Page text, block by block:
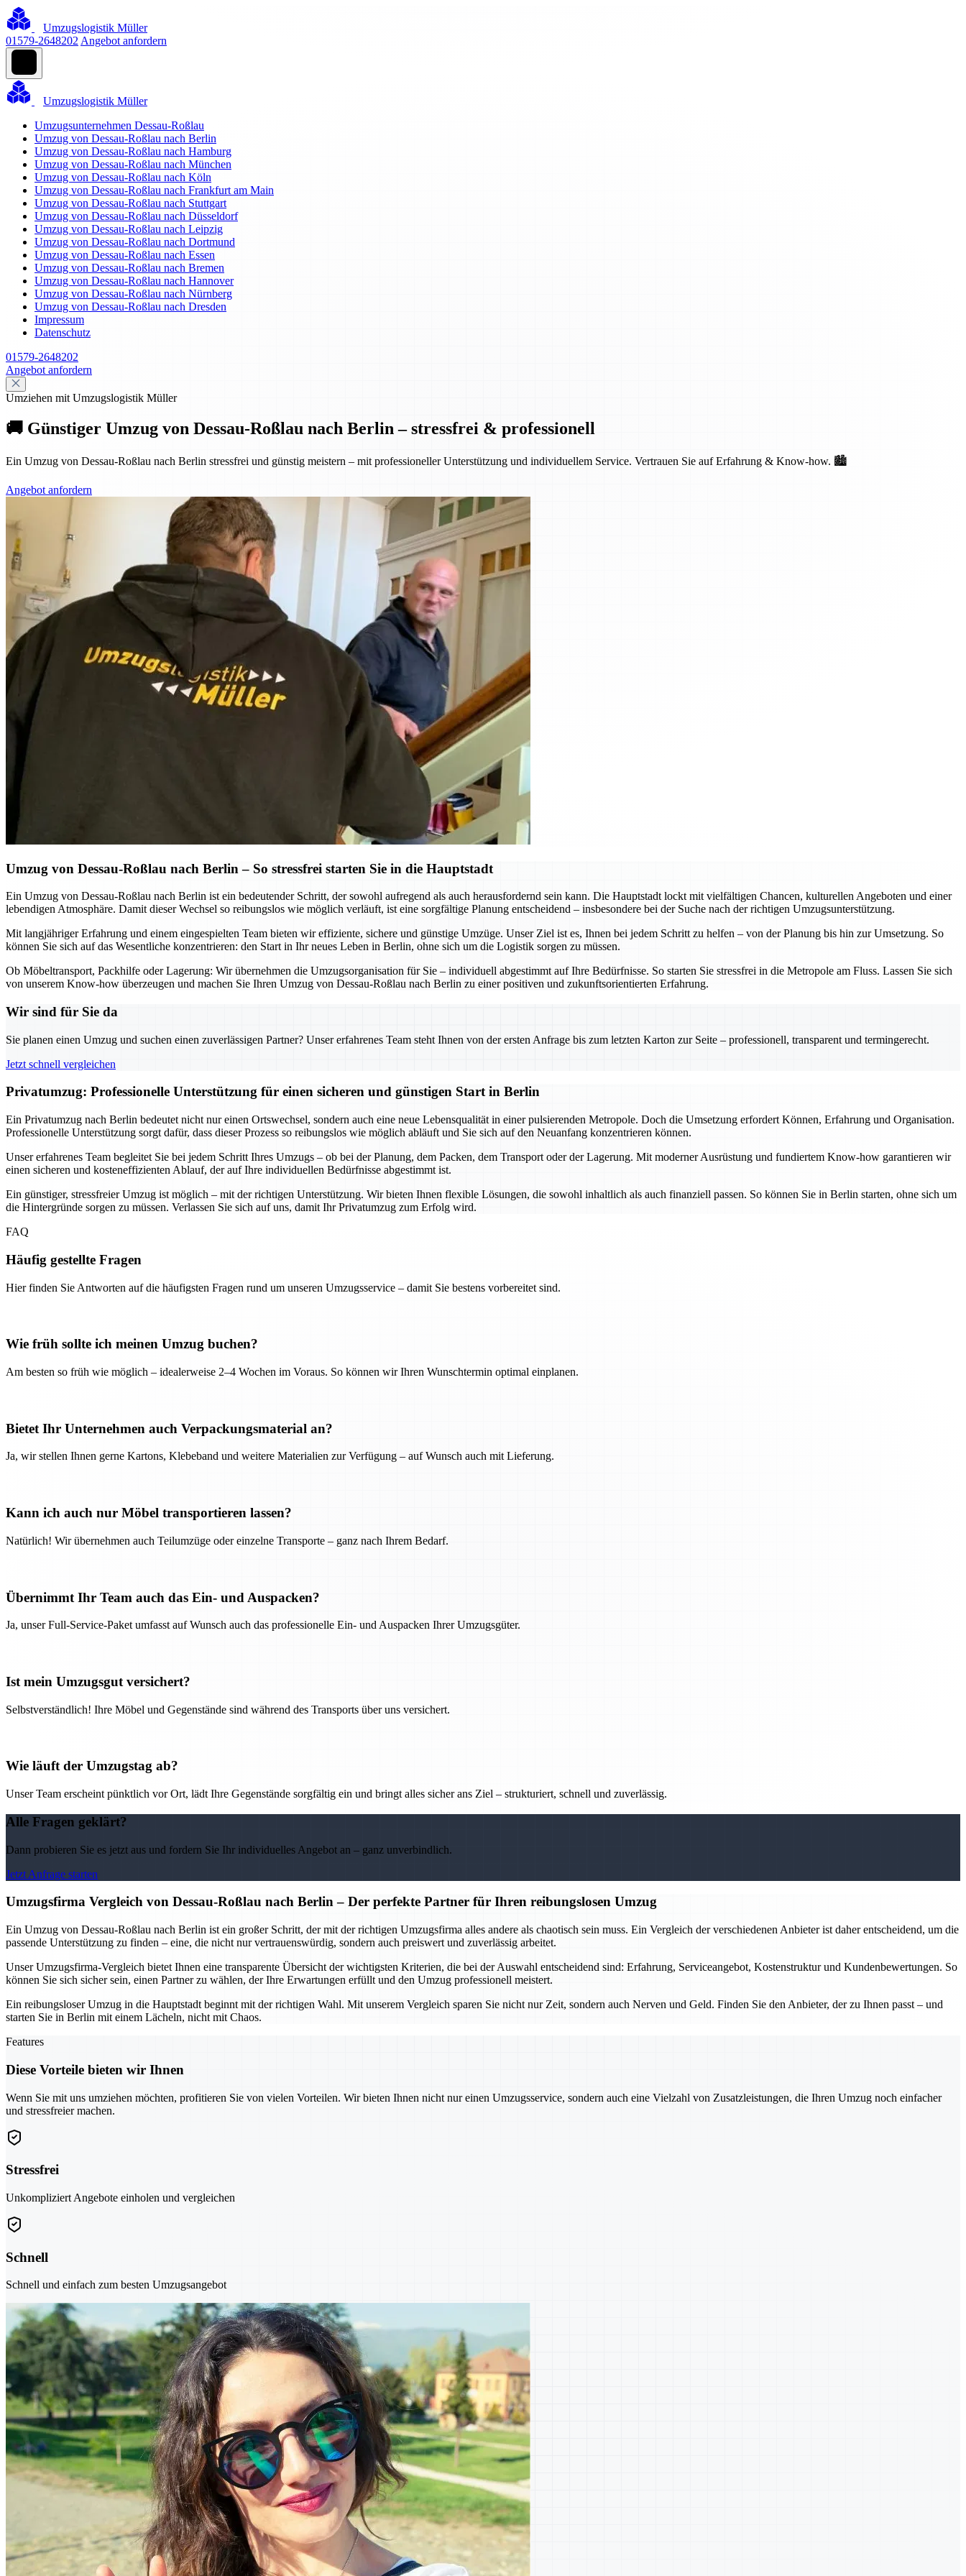
Umzugslogistik Müller
01579-2648202 Angebot anfordern
Umzugslogistik Müller
Umzugsunternehmen Dessau-Roßlau
Umzug von Dessau-Roßlau nach Berlin
Umzug von Dessau-Roßlau nach Hamburg
Umzug von Dessau-Roßlau nach München
Umzug von Dessau-Roßlau nach Köln
Umzug von Dessau-Roßlau nach Frankfurt am Main
Umzug von Dessau-Roßlau nach Stuttgart
Umzug von Dessau-Roßlau nach Düsseldorf
Umzug von Dessau-Roßlau nach Leipzig
Umzug von Dessau-Roßlau nach Dortmund
Umzug von Dessau-Roßlau nach Essen
Umzug von Dessau-Roßlau nach Bremen
Umzug von Dessau-Roßlau nach Hannover
Umzug von Dessau-Roßlau nach Nürnberg
Umzug von Dessau-Roßlau nach Dresden
Impressum
Datenschutz
01579-2648202
Angebot anfordern
Umziehen mit Umzugslogistik Müller
🚚 Günstiger Umzug von Dessau-Roßlau nach Berlin – stressfrei & professionell
Ein Umzug von Dessau-Roßlau nach Berlin stressfrei und günstig meistern – mit professioneller Unterstützung und individuellem Service. Vertrauen Sie auf Erfahrung & Know-how. 🏙️
Angebot anfordern
Umzug von Dessau-Roßlau nach Berlin – So stressfrei starten Sie in die Hauptstadt
Ein Umzug von Dessau-Roßlau nach Berlin ist ein bedeutender Schritt, der sowohl aufregend als auch herausfordernd sein kann. Die Hauptstadt lockt mit vielfältigen Chancen, kulturellen Angeboten und einer
lebendigen Atmosphäre. Damit dieser Wechsel so reibungslos wie möglich verläuft, ist eine sorgfältige Planung entscheidend – insbesondere bei der Suche nach der richtigen Umzugsunterstützung.
Mit langjähriger Erfahrung und einem eingespielten Team bieten wir effiziente, sichere und günstige Umzüge. Unser Ziel ist es, Ihnen bei jedem Schritt zu helfen – von der Planung bis hin zur Umsetzung. So
können Sie sich auf das Wesentliche konzentrieren: den Start in Ihr neues Leben in Berlin, ohne sich um die Logistik sorgen zu müssen.
Ob Möbeltransport, Packhilfe oder Lagerung: Wir übernehmen die Umzugsorganisation für Sie – individuell abgestimmt auf Ihre Bedürfnisse. So starten Sie stressfrei in die Metropole am Fluss. Lassen Sie sich
von unserem Know-how überzeugen und machen Sie Ihren Umzug von Dessau-Roßlau nach Berlin zu einer positiven und zukunftsorientierten Erfahrung.
Wir sind für Sie da
Sie planen einen Umzug und suchen einen zuverlässigen Partner? Unser erfahrenes Team steht Ihnen von der ersten Anfrage bis zum letzten Karton zur Seite – professionell, transparent und termingerecht.
Jetzt schnell vergleichen
Privatumzug: Professionelle Unterstützung für einen sicheren und günstigen Start in Berlin
Ein Privatumzug nach Berlin bedeutet nicht nur einen Ortswechsel, sondern auch eine neue Lebensqualität in einer pulsierenden Metropole. Doch die Umsetzung erfordert Können, Erfahrung und Organisation.
Professionelle Unterstützung sorgt dafür, dass dieser Prozess so reibungslos wie möglich abläuft und Sie sich auf den Neuanfang konzentrieren können.
Unser erfahrenes Team begleitet Sie bei jedem Schritt Ihres Umzugs – ob bei der Planung, dem Packen, dem Transport oder der Lagerung. Mit moderner Ausrüstung und fundiertem Know-how garantieren wir
einen sicheren und kosteneffizienten Ablauf, der auf Ihre individuellen Bedürfnisse abgestimmt ist.
Ein günstiger, stressfreier Umzug ist möglich – mit der richtigen Unterstützung. Wir bieten Ihnen flexible Lösungen, die sowohl inhaltlich als auch finanziell passen. So können Sie in Berlin starten, ohne sich um
die Hintergründe sorgen zu müssen. Verlassen Sie sich auf uns, damit Ihr Privatumzug zum Erfolg wird.
FAQ
Häufig gestellte Fragen
Hier finden Sie Antworten auf die häufigsten Fragen rund um unseren Umzugsservice – damit Sie bestens vorbereitet sind.
Wie früh sollte ich meinen Umzug buchen?
Am besten so früh wie möglich – idealerweise 2–4 Wochen im Voraus. So können wir Ihren Wunschtermin optimal einplanen.
Bietet Ihr Unternehmen auch Verpackungsmaterial an?
Ja, wir stellen Ihnen gerne Kartons, Klebeband und weitere Materialien zur Verfügung – auf Wunsch auch mit Lieferung.
Kann ich auch nur Möbel transportieren lassen?
Natürlich! Wir übernehmen auch Teilumzüge oder einzelne Transporte – ganz nach Ihrem Bedarf.
Übernimmt Ihr Team auch das Ein- und Auspacken?
Ja, unser Full-Service-Paket umfasst auf Wunsch auch das professionelle Ein- und Auspacken Ihrer Umzugsgüter.
Ist mein Umzugsgut versichert?
Selbstverständlich! Ihre Möbel und Gegenstände sind während des Transports über uns versichert.
Wie läuft der Umzugstag ab?
Unser Team erscheint pünktlich vor Ort, lädt Ihre Gegenstände sorgfältig ein und bringt alles sicher ans Ziel – strukturiert, schnell und zuverlässig.
Alle Fragen geklärt?
Dann probieren Sie es jetzt aus und fordern Sie Ihr individuelles Angebot an – ganz unverbindlich.
Jetzt Anfrage starten
Umzugsfirma Vergleich von Dessau-Roßlau nach Berlin – Der perfekte Partner für Ihren reibungslosen Umzug
Ein Umzug von Dessau-Roßlau nach Berlin ist ein großer Schritt, der mit der richtigen Umzugsfirma alles andere als chaotisch sein muss. Ein Vergleich der verschiedenen Anbieter ist daher entscheidend, um die
passende Unterstützung zu finden – eine, die nicht nur vertrauenswürdig, sondern auch preiswert und zuverlässig arbeitet.
Unser Umzugsfirma-Vergleich bietet Ihnen eine transparente Übersicht der wichtigsten Kriterien, die bei der Auswahl entscheidend sind: Erfahrung, Serviceangebot, Kostenstruktur und Kundenbewertungen. So
können Sie sich sicher sein, einen Partner zu wählen, der Ihre Erwartungen erfüllt und den Umzug professionell meistert.
Ein reibungsloser Umzug in die Hauptstadt beginnt mit der richtigen Wahl. Mit unserem Vergleich sparen Sie nicht nur Zeit, sondern auch Nerven und Geld. Finden Sie den Anbieter, der zu Ihnen passt – und
starten Sie in Berlin mit einem Lächeln, nicht mit Chaos.
Features
Diese Vorteile bieten wir Ihnen
Wenn Sie mit uns umziehen möchten, profitieren Sie von vielen Vorteilen. Wir bieten Ihnen nicht nur einen Umzugsservice, sondern auch eine Vielzahl von Zusatzleistungen, die Ihren Umzug noch einfacher
und stressfreier machen.
Stressfrei
Unkompliziert Angebote einholen und vergleichen
Schnell
Schnell und einfach zum besten Umzugsangebot